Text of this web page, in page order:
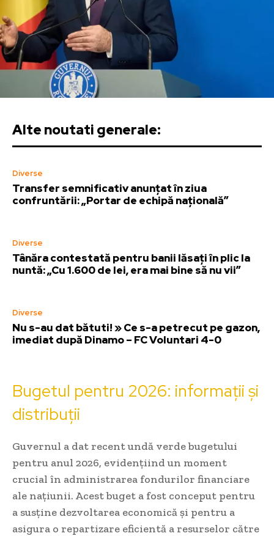
Alte noutati generale:
Diverse
Transfer semnificativ anunțat în ziua
confruntării: „Portar de echipă națională”
Diverse
Tânăra contestată pentru banii lăsați în plic la
nuntă: „Cu 1.600 de lei, era mai bine să nu vii”
Diverse
Nu s-au dat bătuti! » Ce s-a petrecut pe gazon,
imediat după Dinamo – FC Voluntari 4-0
Bugetul pentru 2026: informații și
distribuții
Guvernul a dat recent undă verde bugetului
pentru anul 2026, evidențiind un moment
crucial în administrarea fondurilor financiare
ale națiunii. Acest buget a fost conceput pentru
a susține dezvoltarea economică și pentru a
asigura o repartizare eficientă a resurselor către